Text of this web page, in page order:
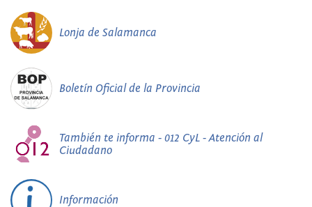
Lonja de Salamanca
Boletín Oficial de la Provincia
También te informa - 012 CyL - Atención al
Ciudadano
Información